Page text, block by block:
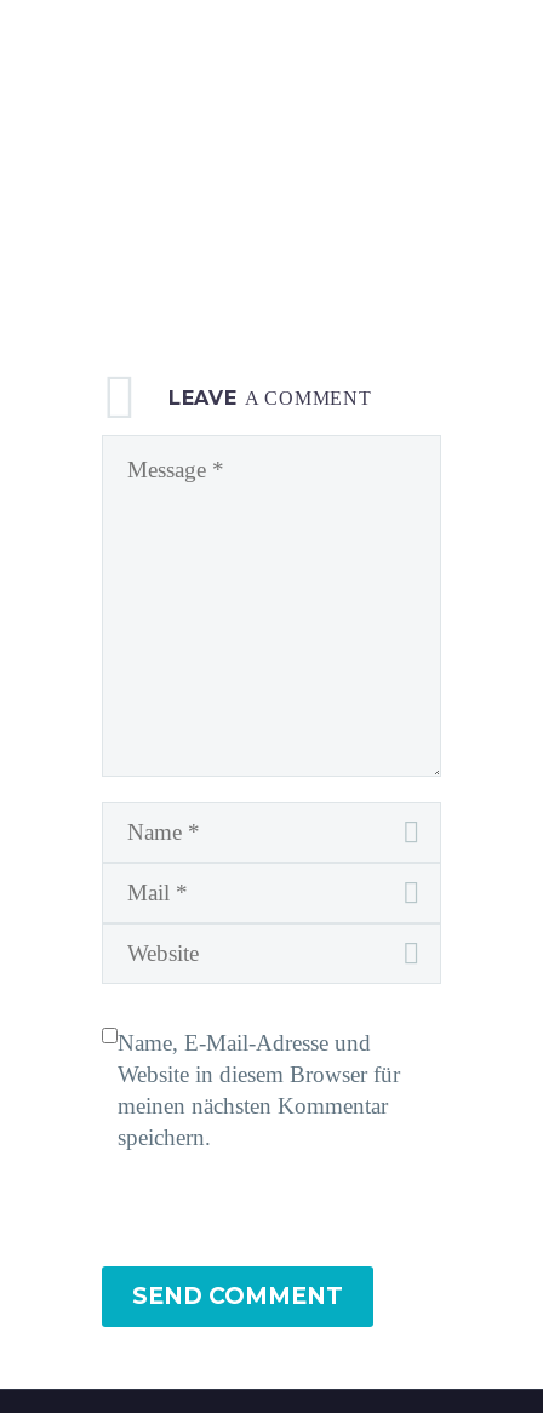
LEAVE A COMMENT
Name, E-Mail-Adresse und
Website in diesem Browser für
meinen nächsten Kommentar
speichern.
SEND COMMENT